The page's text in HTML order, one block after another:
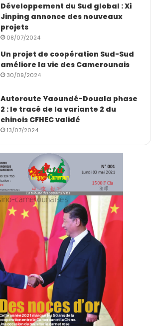
Développement du Sud global : Xi
Jinping annonce des nouveaux
projets
08/07/2024
Un projet de coopération Sud-Sud
améliore la vie des Camerounais
30/09/2024
Autoroute Yaoundé-Douala phase
2 : le tracé de la variante 2 du
chinois CFHEC validé
13/07/2024